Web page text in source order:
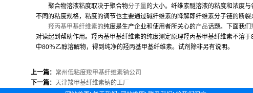
聚合物溶液粘度取决于聚合物分子量的大小。纤维素醚溶液的粘度和浓度与
不同的粘度规格，粘度的调节也主要通过碱纤维素的降解即纤维素分子链的断裂
羟丙基甲基纤维素的纯度是生产企业和使用者所关心的产品话题。下面我们
对读起到帮助作用。羟丙基甲基纤维素的纯度测定原理羟丙基甲基纤维素不溶
中80％乙醇溶解物，得到纯净的羟丙基甲基纤维素。试剂除非另有说明。
上一篇： 常州低粘度羧甲基纤维素钠公司
下一篇： 天津羧甲基纤维素钠的工厂